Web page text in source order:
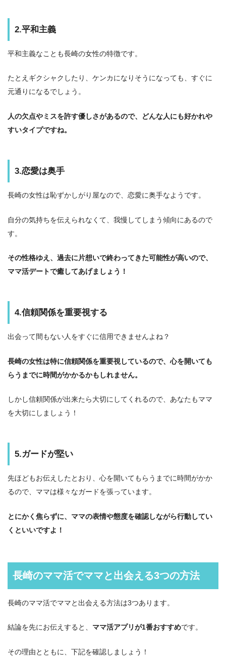
2.平和主義
平和主義なことも長崎の女性の特徴です。
たとえギクシャクしたり、ケンカになりそうになっても、すぐに
元通りになるでしょう。
人の欠点やミスを許す優しさがあるので、どんな人にも好かれや
すいタイプですね。
3.恋愛は奥手
長崎の女性は恥ずかしがり屋なので、恋愛に奥手なようです。
自分の気持ちを伝えられなくて、我慢してしまう傾向にあるので
す。
その性格ゆえ、過去に片想いで終わってきた可能性が高いので、
ママ活デートで癒してあげましょう！
4.信頼関係を重要視する
出会って間もない人をすぐに信用できませんよね？
長崎の女性は特に信頼関係を重要視しているので、心を開いても
らうまでに時間がかかるかもしれません。
しかし信頼関係が出来たら大切にしてくれるので、あなたもママ
を大切にしましょう！
5.ガードが堅い
先ほどもお伝えしたとおり、心を開いてもらうまでに時間がかか
るので、ママは様々なガードを張っています。
とにかく焦らずに、ママの表情や態度を確認しながら行動してい
くといいですよ！
長崎のママ活でママと出会える3つの方法
長崎のママ活でママと出会える方法は3つあります。
結論を先にお伝えすると、 ママ活アプリが1番おすすめです。
その理由とともに、下記を確認しましょう！